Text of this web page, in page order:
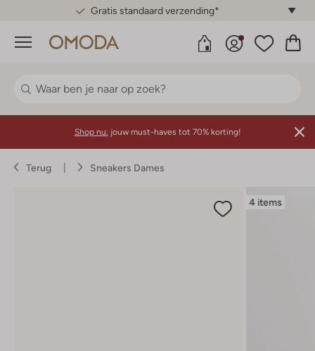
Gratis standaard verzending*
Menu
Shop nu: jouw must-haves tot 70% korting!
Terug Sneakers Dames
4 items